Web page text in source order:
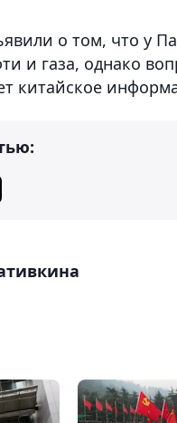
о том, что у
и газа, однако
китайское